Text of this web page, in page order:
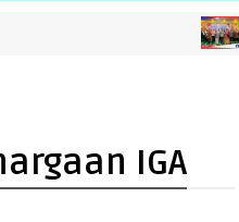
MESUJI
IGA